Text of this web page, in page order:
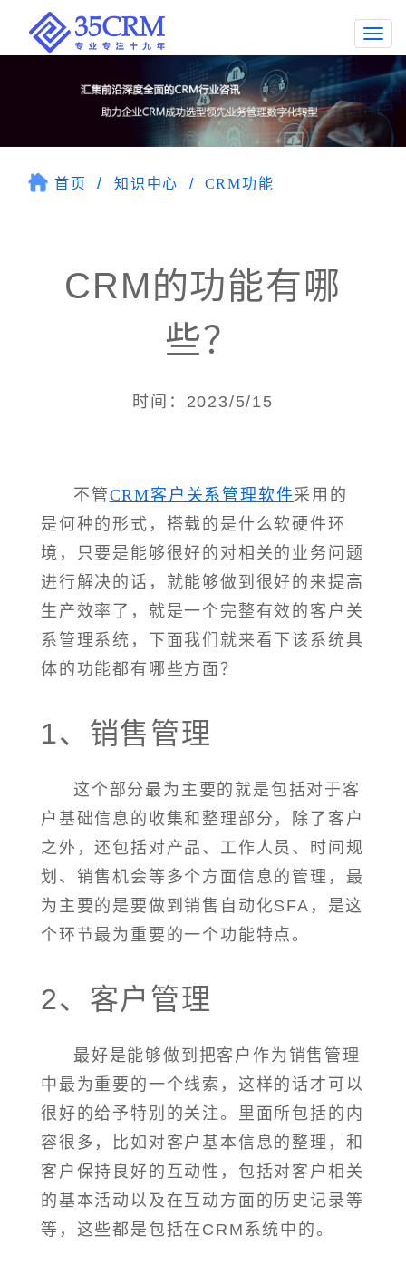
首页 知识中心 CRM功能
CRM的功能有哪
些？
时间：2023/5/15
不管CRM客户关系管理软件采用的
是何种的形式，搭载的是什么软硬件环
境，只要是能够很好的对相关的业务问题
进行解决的话，就能够做到很好的来提高
生产效率了，就是一个完整有效的客户关
系管理系统，下面我们就来看下该系统具
体的功能都有哪些方面？
1、销售管理
这个部分最为主要的就是包括对于客
户基础信息的收集和整理部分，除了客户
之外，还包括对产品、工作人员、时间规
划、销售机会等多个方面信息的管理，最
为主要的是要做到销售自动化SFA，是这
个环节最为重要的一个功能特点。
2、客户管理
最好是能够做到把客户作为销售管理
中最为重要的一个线索，这样的话才可以
很好的给予特别的关注。里面所包括的内
容很多，比如对客户基本信息的整理，和
客户保持良好的互动性，包括对客户相关
的基本活动以及在互动方面的历史记录等
等，这些都是包括在CRM系统中的。